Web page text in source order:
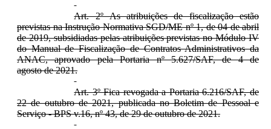
Art. 2º As atribuições de fiscalização estão
previstas na Instrução Normativa SGD/ME nº 1, de 04 de abril
de 2019, subsidiadas pelas atribuições previstas no Módulo IV
do Manual de Fiscalização de Contratos Administrativos da
ANAC, aprovado pela Portaria nº 5.627/SAF, de 4 de
agosto de 2021.
Art. 3º Fica revogada a Portaria 6.216/SAF, de
22 de outubro de 2021, publicada no Boletim de Pessoal e
Serviço - BPS v.16, nº 43, de 29 de outubro de 2021.